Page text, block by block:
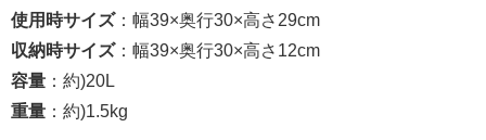
使用時サイズ ：幅39×奥行30×高さ29cm
収納時サイズ ：幅39×奥行30×高さ12cm
容量 ：約)20L
重量 ：約)1.5kg